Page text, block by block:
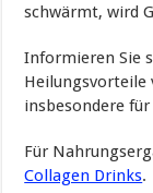
schwärmt, wird
Informieren Sie
Heilungsvorteile
insbesondere
Für
Collagen Drinks.